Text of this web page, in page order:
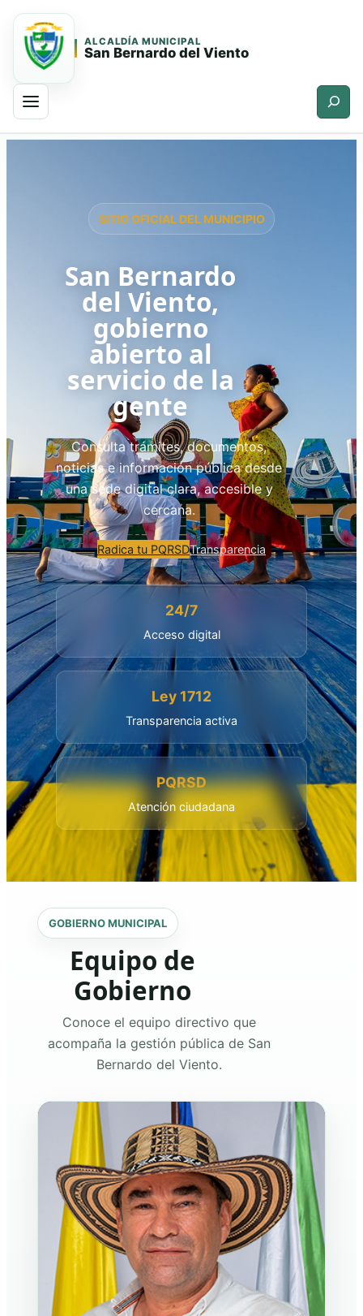
ALCALDÍA MUNICIPAL
San Bernardo del Viento
Buscar
SITIO OFICIAL DEL MUNICIPIO
San Bernardo
del Viento,
gobierno
abierto al
servicio de la
gente
Consulta trámites, documentos,
noticias e información pública desde
una sede digital clara, accesible y
cercana.
Radica tu PQRSDTransparencia
24/7
Acceso digital
Ley 1712
Transparencia activa
PQRSD
Atención ciudadana
GOBIERNO MUNICIPAL
Equipo de
Gobierno
Conoce el equipo directivo que
acompaña la gestión pública de San
Bernardo del Viento.